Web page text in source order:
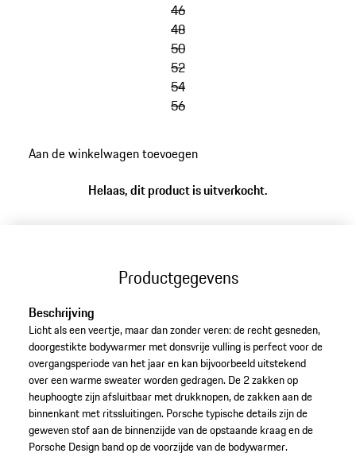
46
48
50
52
54
56
Aan de winkelwagen toevoegen
Helaas, dit product is uitverkocht.
Productgegevens
Beschrijving
Licht als een veertje, maar dan zonder veren: de recht gesneden,
doorgestikte bodywarmer met donsvrije vulling is perfect voor de
overgangsperiode van het jaar en kan bijvoorbeeld uitstekend
over een warme sweater worden gedragen. De 2 zakken op
heuphoogte zijn afsluitbaar met drukknopen, de zakken aan de
binnenkant met ritssluitingen. Porsche typische details zijn de
geweven stof aan de binnenzijde van de opstaande kraag en de
Porsche Design band op de voorzijde van de bodywarmer.